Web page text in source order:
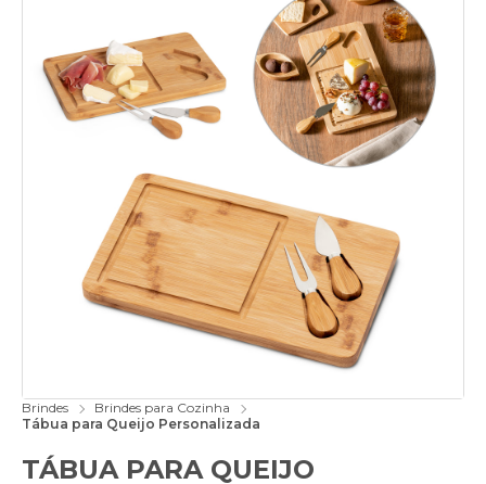
Brindes
Brindes para Cozinha
Tábua para Queijo Personalizada
TÁBUA PARA QUEIJO